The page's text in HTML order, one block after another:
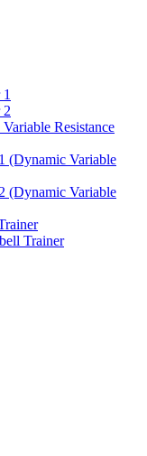
2
Resistance
Variable
Variable
Trainer